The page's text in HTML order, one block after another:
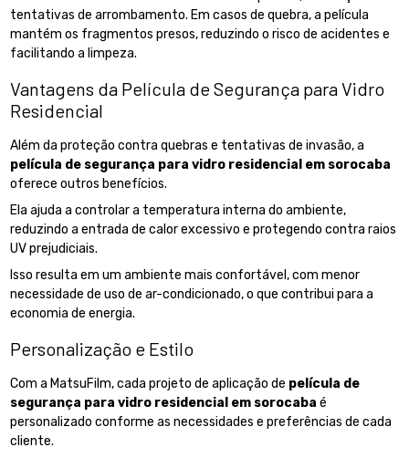
tentativas de arrombamento. Em casos de quebra, a película
mantém os fragmentos presos, reduzindo o risco de acidentes e
facilitando a limpeza.
Vantagens da Película de Segurança para Vidro
Residencial
Além da proteção contra quebras e tentativas de invasão, a
película de segurança para vidro residencial em sorocaba
oferece outros benefícios.
Ela ajuda a controlar a temperatura interna do ambiente,
reduzindo a entrada de calor excessivo e protegendo contra raios
UV prejudiciais.
Isso resulta em um ambiente mais confortável, com menor
necessidade de uso de ar-condicionado, o que contribui para a
economia de energia.
Personalização e Estilo
Com a MatsuFilm, cada projeto de aplicação de película de
segurança para vidro residencial em sorocaba é
personalizado conforme as necessidades e preferências de cada
cliente.